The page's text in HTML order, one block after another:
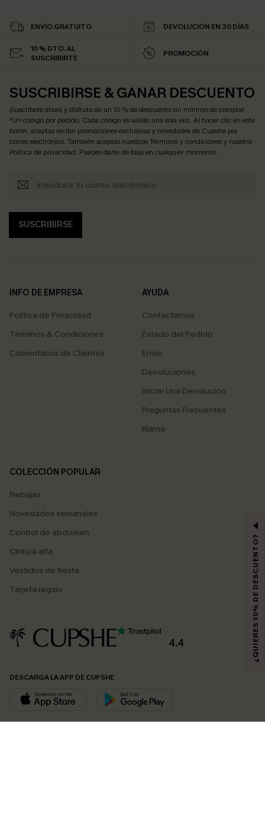
ENVÍO GRATUITO DEVOLUCIÓN EN 30 DÍAS
10 % DTO. AL
SUSCRIBIRTE
PROMOCIÓN
SUSCRIBIRSE & GANAR DESCUENTO
¡Suscríbete ahora y disfruta de un 10 % de descuento sin mínimo de compra!
*Un código por pedido. Cada código es válido una sola vez. Al hacer clic en este
botón, aceptas recibir promociones exclusivas y novedades de Cupshe por
correo electrónico. También aceptas nuestrosTérminos y condicionesy nuestra
Política de privacidad. Puedes darte de baja en cualquier momento.
SUSCRIBIRSE
INFO DE EMPRESA
Política de Privacidad
Términos & Condiciones
Comentarios de Clientes
AYUDA
Contactarnos
Estado del Pedido
Envío
Devoluciones
Iniciar Una Devolución
Preguntas Frecuentes
Klarna
COLECCIÓN POPULAR
Rebajas
Novedades semanales
Control de abdomen
Cintura alta
Vestidos de fiesta
Tarjeta regalo
4.4
DESCARGA LA APP DE CUPSHE
¿QUIERES 10% DE DESCUENTO?